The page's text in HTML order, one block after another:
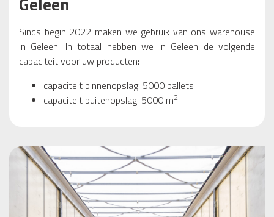
Sinds begin 2022 maken we gebruik van ons warehouse
in Geleen. In totaal hebben we in Geleen de volgende
capaciteit voor uw producten:
capaciteit binnenopslag: 5000 pallets
capaciteit buitenopslag: 5000 m2